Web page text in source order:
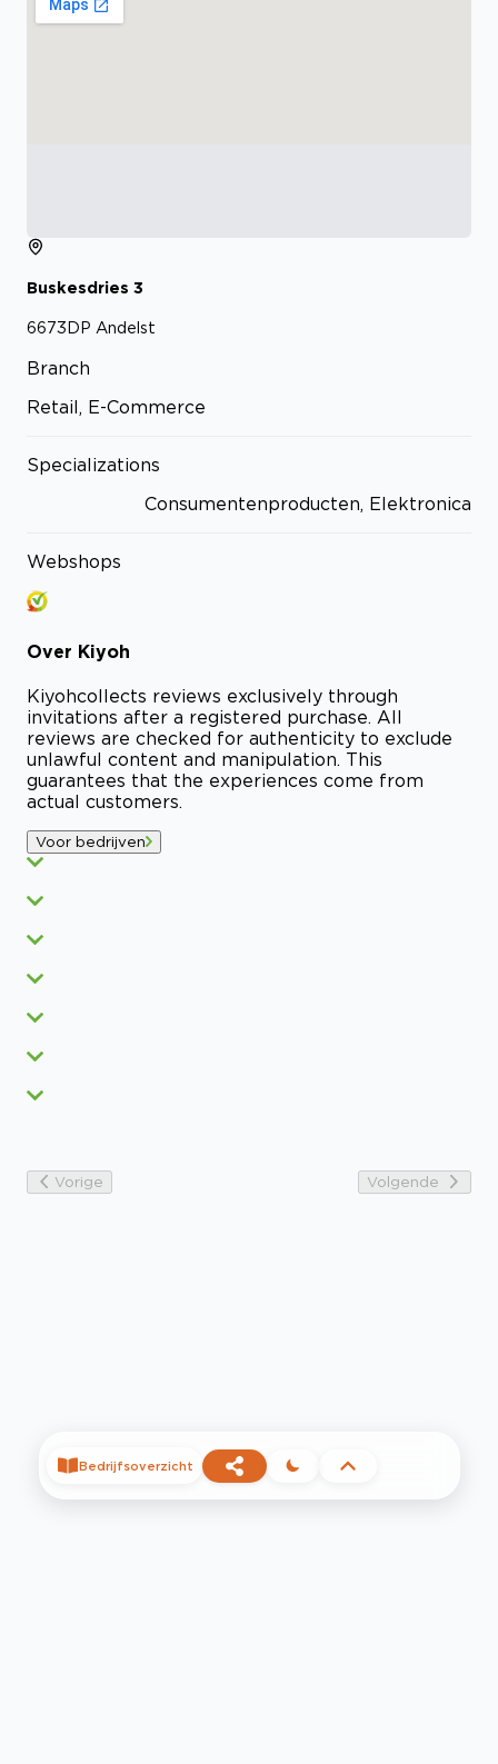
Buskesdries 3
6673DP Andelst
Branch
Retail, E-Commerce
Specializations
Consumentenproducten, Elektronica
Webshops
Over Kiyoh
Kiyohcollects reviews exclusively through
invitations after a registered purchase. All
reviews are checked for authenticity to exclude
unlawful content and manipulation. This
guarantees that the experiences come from
actual customers.
Voor bedrijven
Vorige Volgende
Bedrijfsoverzicht